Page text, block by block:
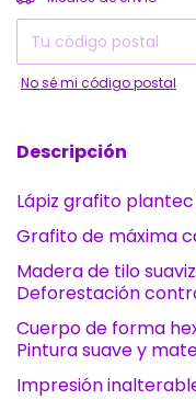
No sé mi código postal
Descripción
Lápiz grafito plantec
Grafito de máxima
Madera de tilo
Deforestación
Cuerpo de forma
Pintura suave y
Impresión